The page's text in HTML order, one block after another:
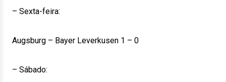
– Sexta-feira:
Augsburg – Bayer Leverkusen 1 – 0
– Sábado: